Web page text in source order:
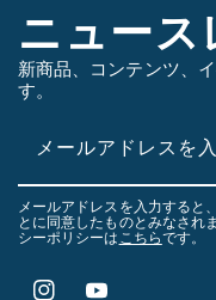
ニュー
新商品、コンテンツ、
す。
メールアドレスを
メールアドレスを入力すると
とに同意したものとみなされ
シーポリシーは こちらです。